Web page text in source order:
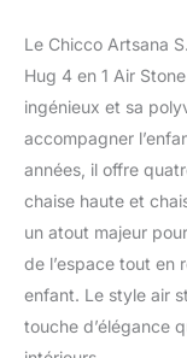
Le Chicco Artsana
Hug 4 en 1 Air
ingénieux et sa
accompagner
années, il offre
chaise haute et
un atout majeur
de l’espace tout en
enfant. Le style air
touche d’élégance